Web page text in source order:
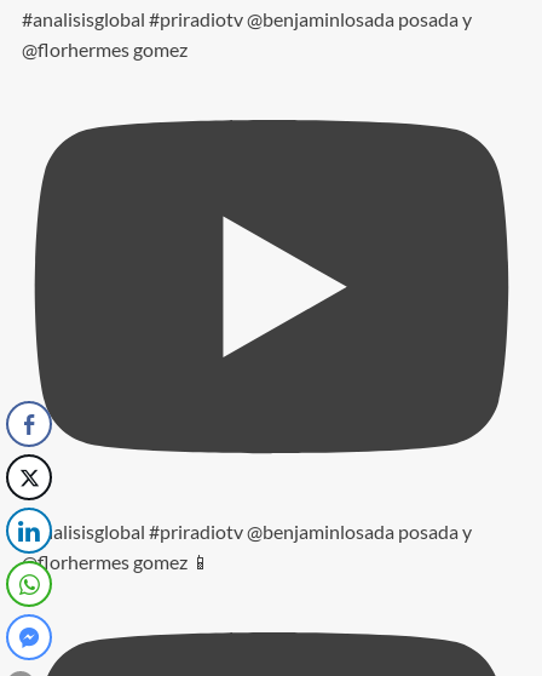
#analisisglobal #priradiotv @benjaminlosada posada y
@florhermes gomez
#analisisglobal #priradiotv @benjaminlosada posada y
@florhermes gomez 📱